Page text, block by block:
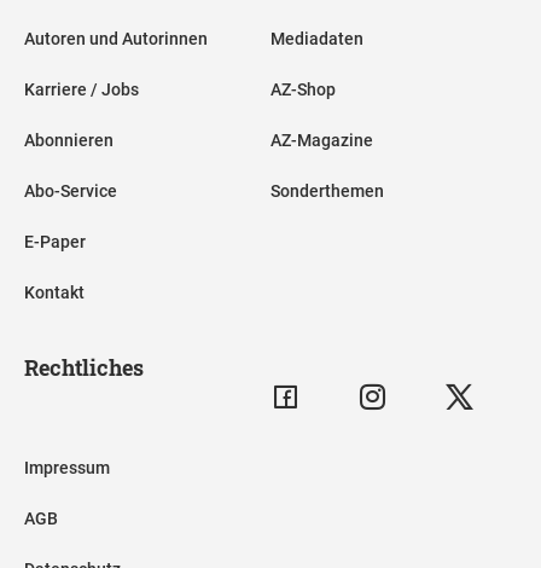
Autoren und Autorinnen
Karriere / Jobs
Abonnieren
Abo-Service
E-Paper
Kontakt
Mediadaten
AZ-Shop
AZ-Magazine
Sonderthemen
Rechtliches
Impressum
AGB